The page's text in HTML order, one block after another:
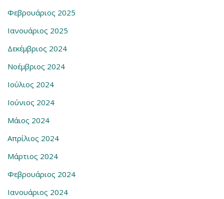
Φεβρουάριος 2025
Ιανουάριος 2025
Δεκέμβριος 2024
Νοέμβριος 2024
Ιούλιος 2024
Ιούνιος 2024
Μάιος 2024
Απρίλιος 2024
Μάρτιος 2024
Φεβρουάριος 2024
Ιανουάριος 2024